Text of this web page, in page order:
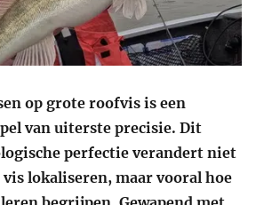
op grote roofvis is een
van uiterste precisie. Dit
perfectie verandert niet
vis lokaliseren, maar vooral hoe